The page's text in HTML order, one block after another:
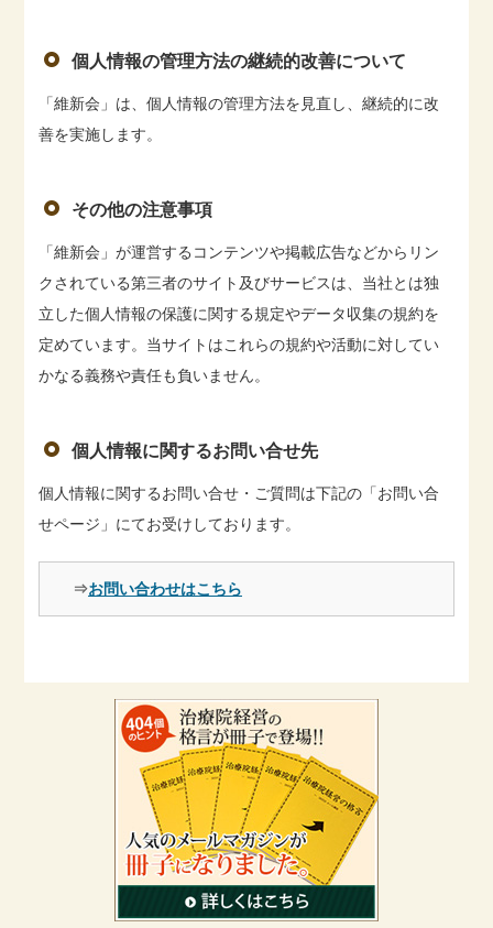
個人情報の管理方法の継続的改善について
「維新会」は、個人情報の管理方法を見直し、継続的に改
善を実施します。
その他の注意事項
「維新会」が運営するコンテンツや掲載広告などからリン
クされている第三者のサイト及びサービスは、当社とは独
立した個人情報の保護に関する規定やデータ収集の規約を
定めています。当サイトはこれらの規約や活動に対してい
かなる義務や責任も負いません。
個人情報に関するお問い合せ先
個人情報に関するお問い合せ・ご質問は下記の「お問い合
せページ」にてお受けしております。
⇒お問い合わせはこちら